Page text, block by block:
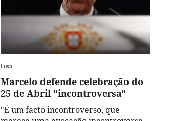
Lusa
Marcelo defende celebração do
25 de Abril "incontroversa"
"É um facto incontroverso, que